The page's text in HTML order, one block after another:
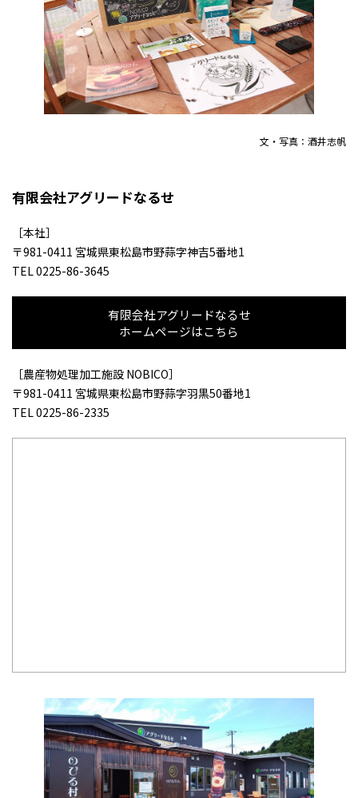
文・写真：酒井志帆
有限会社アグリードなるせ
［本社］
〒981-0411 宮城県東松島市野蒜字神吉5番地1
TEL 0225-86-3645
有限会社アグリードなるせ
ホームページはこちら
［農産物処理加工施設 NOBICO］
〒981-0411 宮城県東松島市野蒜字羽黒50番地1
TEL 0225-86-2335